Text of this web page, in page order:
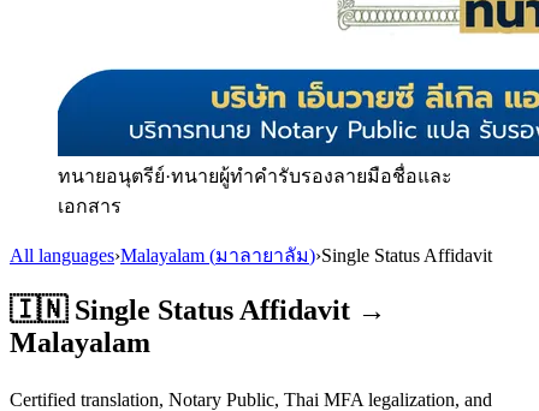
ทนายอนุตรีย์·ทนายผู้ทำคำรับรองลายมือชื่อและ
เอกสาร
All languages›Malayalam (มาลายาลัม)›Single Status Affidavit
🇮🇳 Single Status Affidavit →
Malayalam
Certified translation, Notary Public, Thai MFA legalization, and